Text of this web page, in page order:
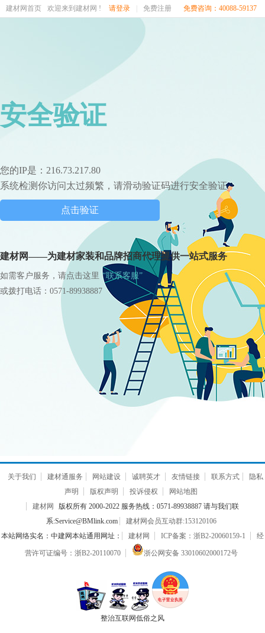
建材网首页 欢迎来到建材网 ! 请登录 免费注册 免费咨询：40088-59137
安全验证
您的IP是：216.73.217.80
系统检测你访问太过频繁，请滑动验证码进行安全验证
点击验证
建材网——为建材家装和品牌招商代理提供一站式服务
如需客户服务，请点击这里 “联系客服”
或拨打电话：0571-89938887
关于我们 建材通服务 网站建设 诚聘英才 友情链接 联系方式
隐私
声明
版权声明 投诉侵权
网站地图
建材网
版权所有 2000-2022 服务热线：0571-89938887 请与我们联
系:Service@BMlink.com
建材网会员互动群:153120106
本站网络实名：中建网本站通用网址：
建材网 ICP备案：浙B2-20060159-1 经
营许可证编号：浙B2-20110070 浙公网安备 33010602000172号
整治互联网低俗之风